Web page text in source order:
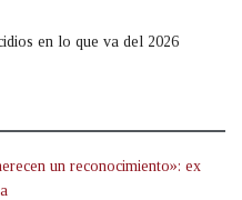
en lo que va del 2026
un reconocimiento»: ex